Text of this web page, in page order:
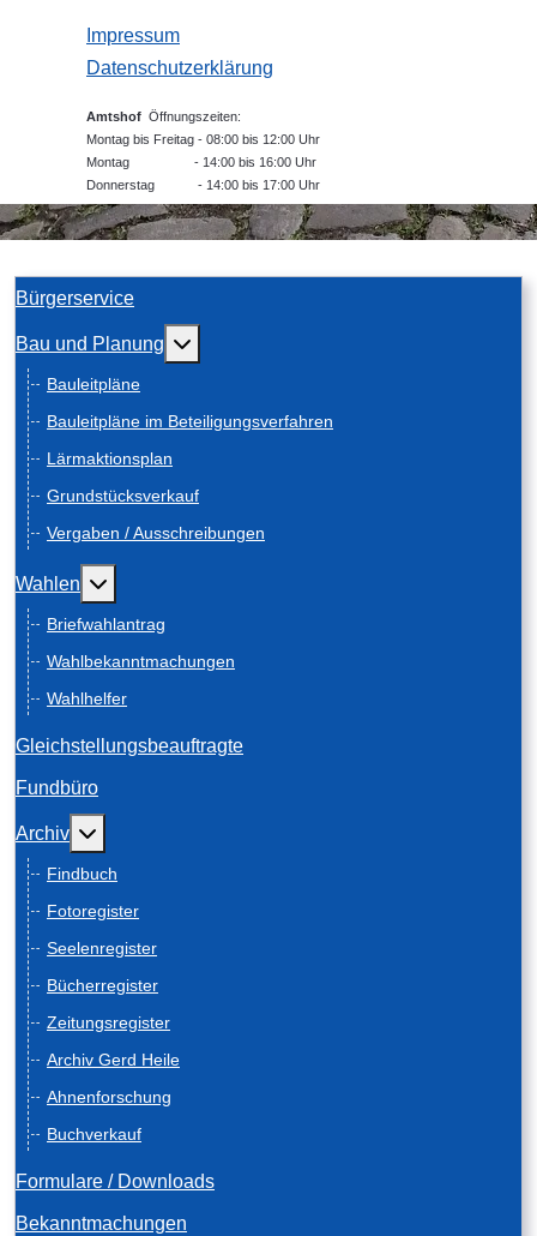
Impressum
Datenschutzerklärung
Amtshof Öffnungszeiten:
Montag bis Freitag - 08:00 bis 12:00 Uhr
Montag - 14:00 bis 16:00 Uhr
Donnerstag - 14:00 bis 17:00 Uhr
Bürgerservice
Bau und Planung Weitere Informationen: Bau und Planung
Bauleitpläne
Bauleitpläne im Beteiligungsverfahren
Lärmaktionsplan
Grundstücksverkauf
Vergaben / Ausschreibungen
Wahlen Weitere Informationen: Wahlen
Briefwahlantrag
Wahlbekanntmachungen
Wahlhelfer
Gleichstellungsbeauftragte
Fundbüro
Archiv Weitere Informationen: Archiv
Findbuch
Fotoregister
Seelenregister
Bücherregister
Zeitungsregister
Archiv Gerd Heile
Ahnenforschung
Buchverkauf
Formulare / Downloads
Bekanntmachungen